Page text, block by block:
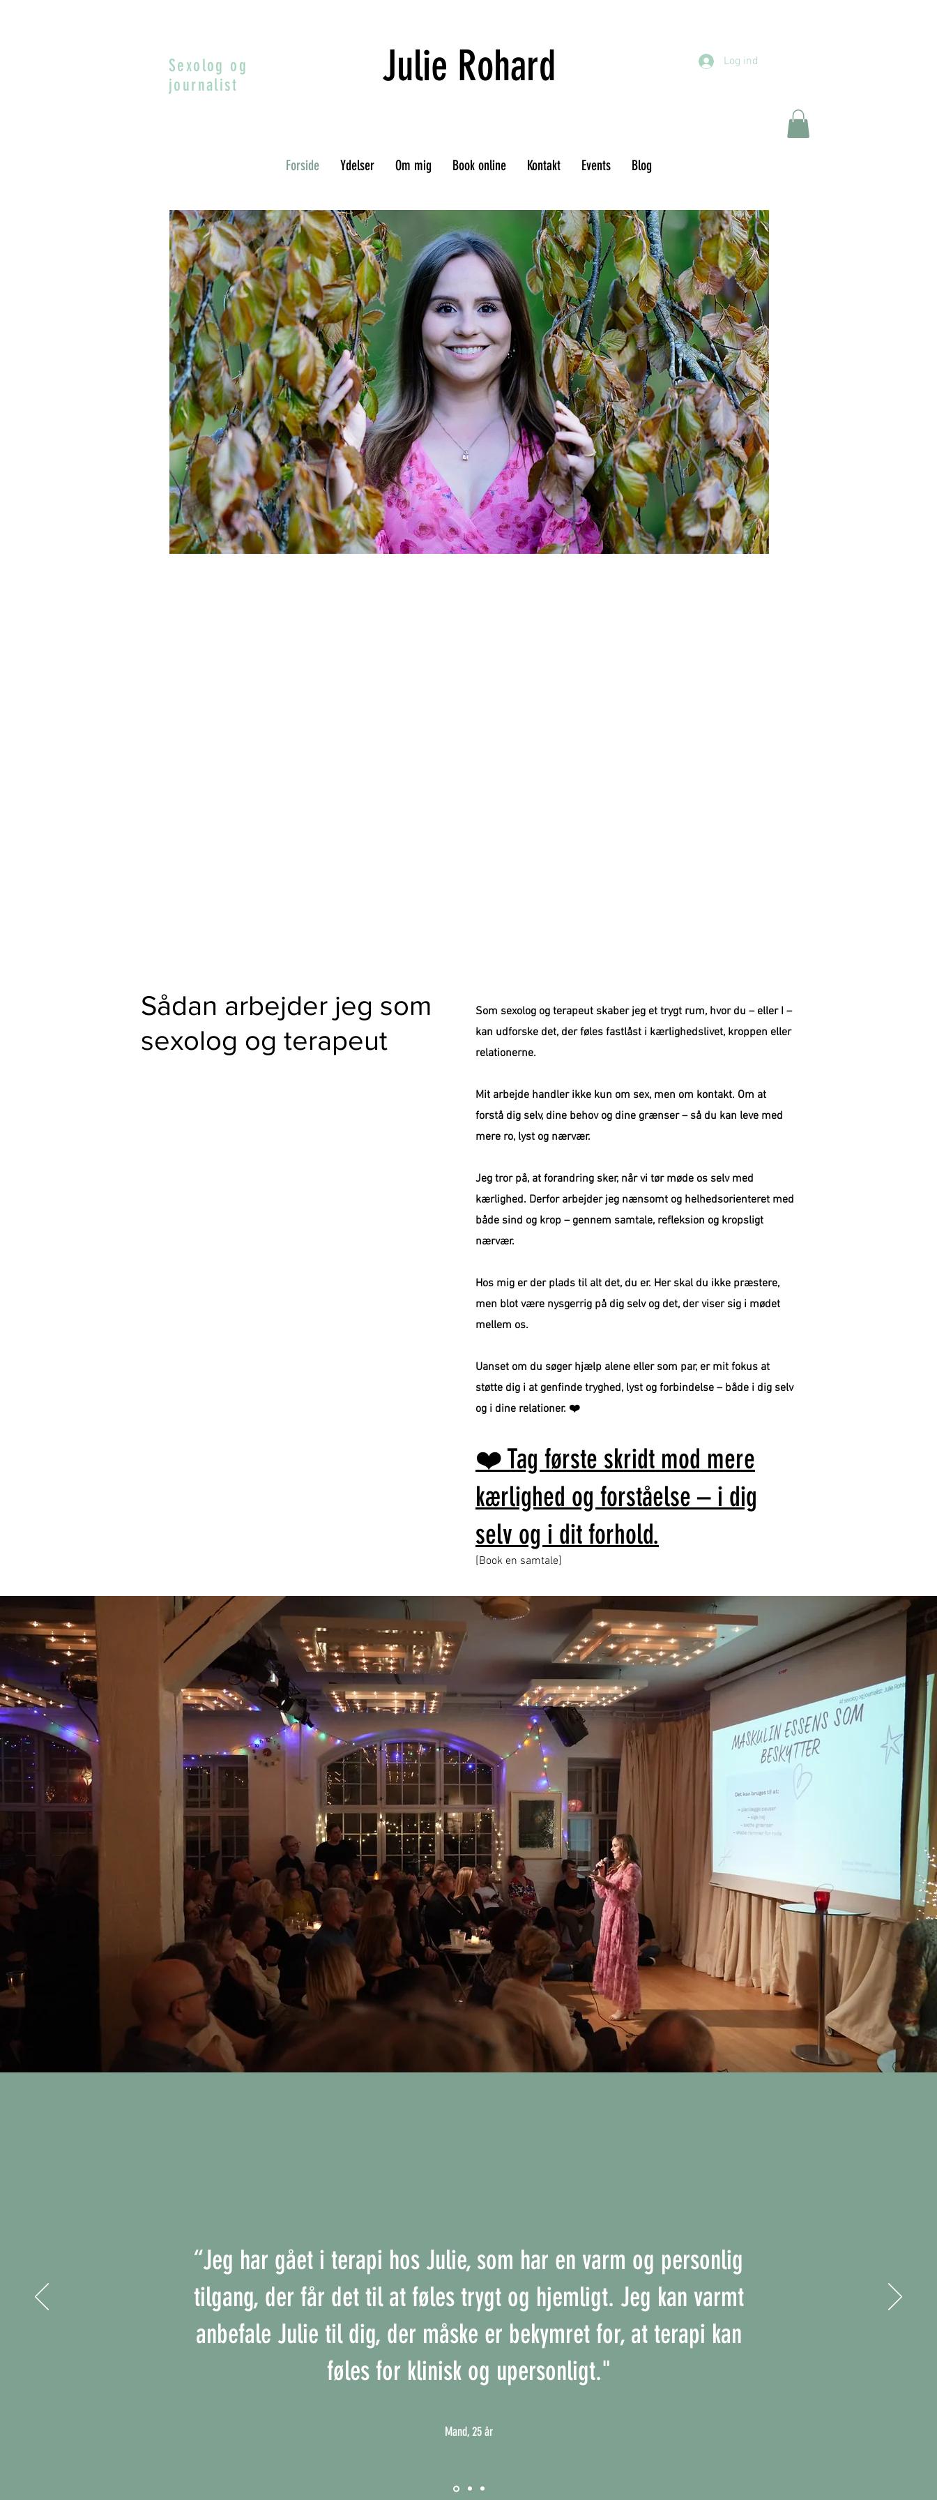
Sexolog og
journalist
Julie Rohard Log ind
Forside Ydelser Om mig Book online Kontakt Events Blog
Sådan arbejder jeg som
sexolog og terapeut
Som sexolog og terapeut skaber jeg et trygt rum, hvor du – eller I –
kan udforske det, der føles fastlåst i kærlighedslivet, kroppen eller
relationerne.
Mit arbejde handler ikke kun om sex, men om kontakt. Om at
forstå dig selv, dine behov og dine grænser – så du kan leve med
mere ro, lyst og nærvær.
Jeg tror på, at forandring sker, når vi tør møde os selv med
kærlighed. Derfor arbejder jeg nænsomt og helhedsorienteret med
både sind og krop – gennem samtale, refleksion og kropsligt
nærvær.
Hos mig er der plads til alt det, du er. Her skal du ikke præstere,
men blot være nysgerrig på dig selv og det, der viser sig i mødet
mellem os.
Uanset om du søger hjælp alene eller som par, er mit fokus at
støtte dig i at genfinde tryghed, lyst og forbindelse – både i dig selv
og i dine relationer. ❤️
❤️ Tag første skridt mod mere
kærlighed og forståelse – i dig
selv og i dit forhold.
[Book en samtale]
“Jeg har gået i terapi hos Julie, som har en varm og personlig
tilgang, der får det til at føles trygt og hjemligt. Jeg kan varmt
anbefale Julie til dig, der måske er bekymret for, at terapi kan
føles for klinisk og upersonligt."
Mand, 25 år